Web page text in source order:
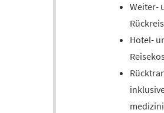
Weiter-
Hotel-